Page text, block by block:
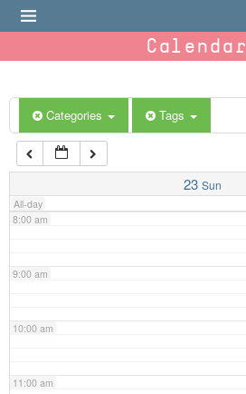
Calendar
Categories Tags
23 Sun
All-day
6:00 am
7:00 am
8:00 am
9:00 am
10:00 am
11:00 am